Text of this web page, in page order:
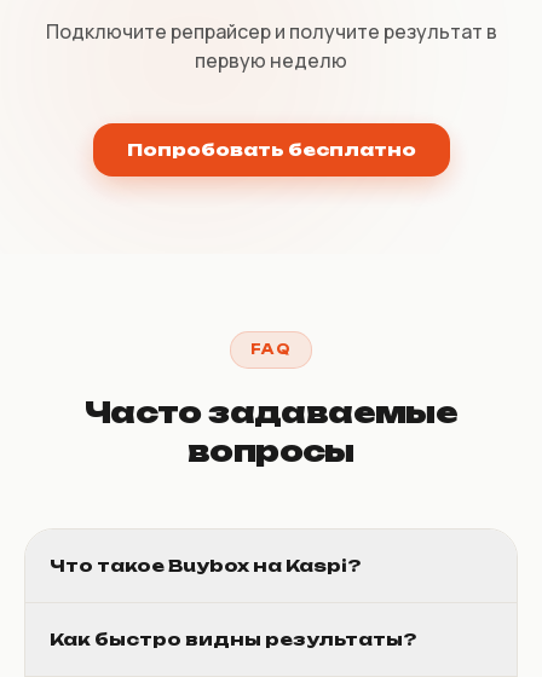
Подключите репрайсер и получите результат в
первую неделю
Попробовать бесплатно
FAQ
Часто задаваемые
вопросы
Что такое Buybox на Kaspi?
Как быстро видны результаты?